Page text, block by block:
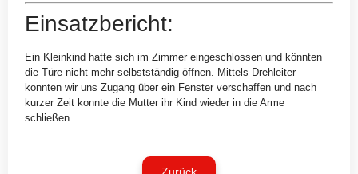
Einsatzbericht:
Ein Kleinkind hatte sich im Zimmer eingeschlossen und könnten
die Türe nicht mehr selbstständig öffnen. Mittels Drehleiter
konnten wir uns Zugang über ein Fenster verschaffen und nach
kurzer Zeit konnte die Mutter ihr Kind wieder in die Arme
schließen.